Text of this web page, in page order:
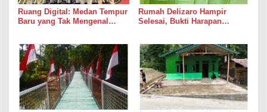
Ruang Digital: Medan Tempur
Baru yang Tak Mengenal
Rumah Delizaro Hampir
Selesai, Bukti Harapan